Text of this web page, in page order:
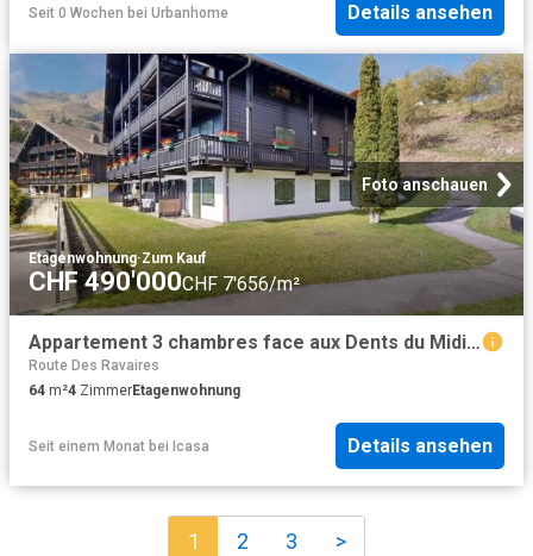
Seit 0 Wochen bei Urbanhome Details ansehen
Foto anschauen
Etagenwohnung·Zum Kauf
CHF 490'000CHF 7'656/m²
Appartement 3 chambres face aux Dents du Midi Champoussin
Route Des Ravaires
64 m²4 ZimmerEtagenwohnung
Seit einem Monat bei Icasa Details ansehen
1 2 3 >